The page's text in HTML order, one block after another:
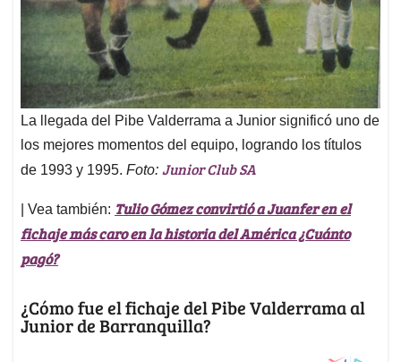
La llegada del Pibe Valderrama a Junior significó uno de
los mejores momentos del equipo, logrando los títulos
de 1993 y 1995. Foto: Junior Club SA
| Vea también: Tulio Gómez convirtió a Juanfer en el
fichaje más caro en la historia del América ¿Cuánto
pagó?
¿Cómo fue el fichaje del Pibe Valderrama al
Junior de Barranquilla?